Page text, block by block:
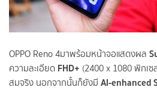
OPPO Reno 4มาพร้อมหน้าจอแสดงผล
ความละเอียด FHD+ (2400 x 1080 พิกเ
สมจริง นอกจากนั้นก็ยังมี Al-enhanced